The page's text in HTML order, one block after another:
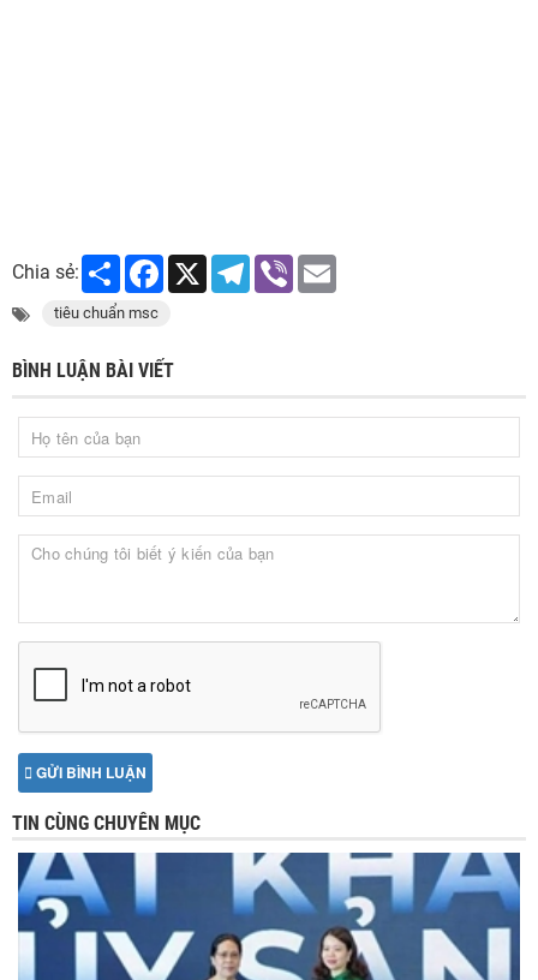
Chia sẻ: Share Facebook
X Telegram
Viber
tiêu chuẩn msc
BÌNH LUẬN BÀI VIẾT
GỬI BÌNH LUẬN
TIN CÙNG CHUYÊN MỤC